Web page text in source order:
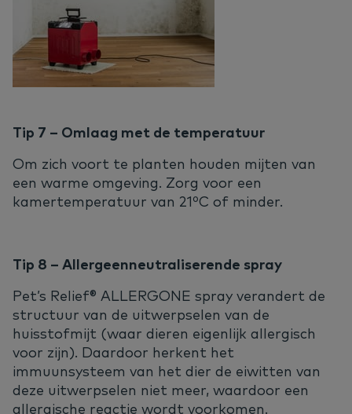
Tip 7 – Omlaag met de temperatuur
Om zich voort te planten houden mijten van
een warme omgeving. Zorg voor een
kamertemperatuur van 21⁰C of minder.
Tip 8 – Allergeenneutraliserende spray
Pet’s Relief® ALLERGONE spray verandert de
structuur van de uitwerpselen van de
huisstofmijt (waar dieren eigenlijk allergisch
voor zijn). Daardoor herkent het
immuunsysteem van het dier de eiwitten van
deze uitwerpselen niet meer, waardoor een
allergische reactie wordt voorkomen.